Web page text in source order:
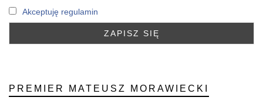
Akceptuję regulamin
PREMIER MATEUSZ MORAWIECKI